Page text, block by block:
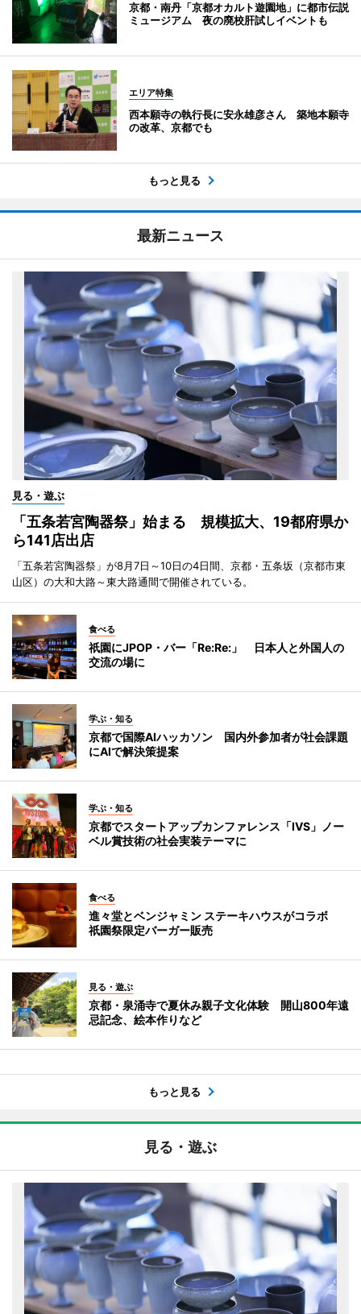
京都・南丹「京都オカルト遊園地」に都市伝説
ミュージアム 夜の廃校肝試しイベントも
エリア特集
西本願寺の執行長に安永雄彦さん 築地本願寺
の改革、京都でも
もっと見る
最新ニュース
見る・遊ぶ
「五条若宮陶器祭」始まる 規模拡大、19都府県か
ら141店出店
「五条若宮陶器祭」が8月7日～10日の4日間、京都・五条坂（京都市東
山区）の大和大路～東大路通間で開催されている。
食べる
祇園にJPOP・バー「Re:Re:」 日本人と外国人の
交流の場に
学ぶ・知る
京都で国際AIハッカソン 国内外参加者が社会課題
にAIで解決策提案
学ぶ・知る
京都でスタートアップカンファレンス「IVS」ノー
ベル賞技術の社会実装テーマに
食べる
進々堂とベンジャミン ステーキハウスがコラボ
祇園祭限定バーガー販売
見る・遊ぶ
京都・泉涌寺で夏休み親子文化体験 開山800年遠
忌記念、絵本作りなど
もっと見る
見る・遊ぶ